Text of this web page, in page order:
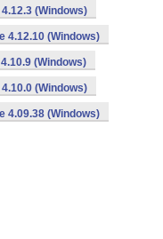
(Windows)
4.12.10 (Windows)
(Windows)
(Windows)
4.09.38 (Windows)